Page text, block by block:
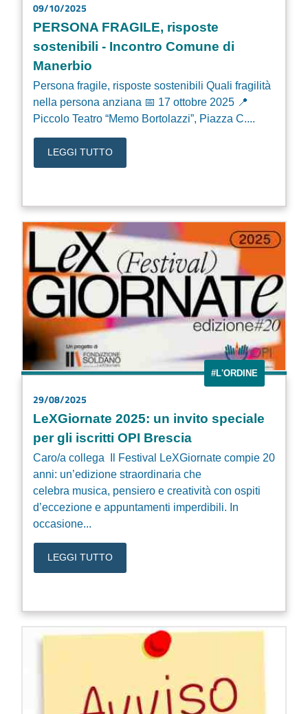
09/10/2025
PERSONA FRAGILE, risposte
sostenibili - Incontro Comune di
Manerbio
Persona fragile, risposte sostenibili Quali fragilità
nella persona anziana 📅 17 ottobre 2025 📍
Piccolo Teatro “Memo Bortolazzi”, Piazza C....
LEGGI TUTTO
#L'ORDINE
29/08/2025
LeXGiornate 2025: un invito speciale
per gli iscritti OPI Brescia
Caro/a collega Il Festival LeXGiornate compie 20
anni: un’edizione straordinaria che
celebra musica, pensiero e creatività con ospiti
d’eccezione e appuntamenti imperdibili. In
occasione...
LEGGI TUTTO